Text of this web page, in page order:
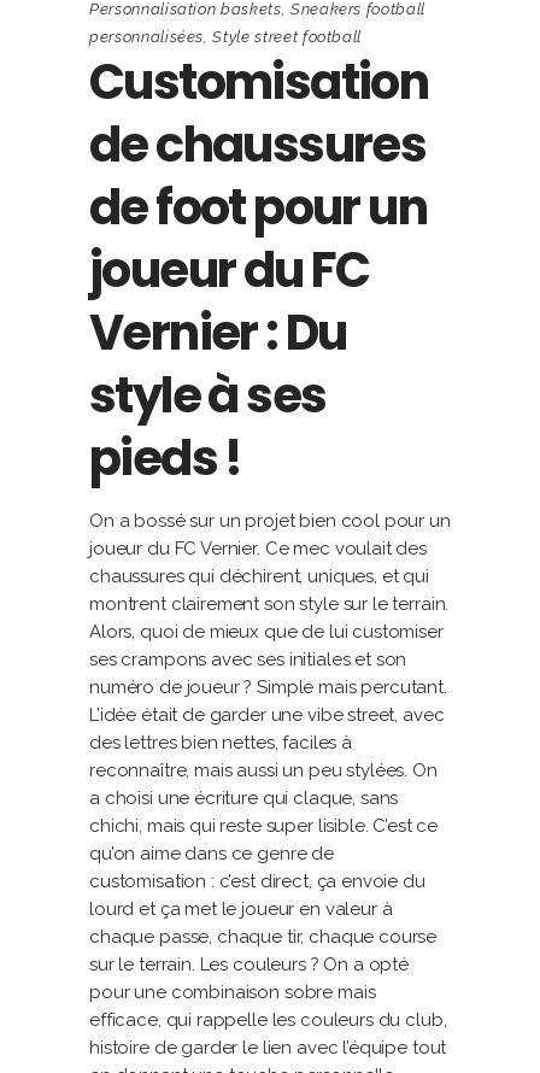
Personnalisation baskets, Sneakers football
personnalisées,Style street football
Customisation
de chaussures
de foot pour un
joueur du FC
Vernier : Du
style à ses
pieds !
On a bossé sur un projet bien cool pour un
joueur du FC Vernier. Ce mec voulait des
chaussures qui déchirent, uniques, et qui
montrent clairement son style sur le terrain.
Alors, quoi de mieux que de lui customiser
ses crampons avec ses initiales et son
numéro de joueur ? Simple mais percutant.
L’idée était de garder une vibe street, avec
des lettres bien nettes, faciles à
reconnaître, mais aussi un peu stylées. On
a choisi une écriture qui claque, sans
chichi, mais qui reste super lisible. C’est ce
qu’on aime dans ce genre de
customisation : c’est direct, ça envoie du
lourd et ça met le joueur en valeur à
chaque passe, chaque tir, chaque course
sur le terrain. Les couleurs ? On a opté
pour une combinaison sobre mais
efficace, qui rappelle les couleurs du club,
histoire de garder le lien avec l’équipe tout